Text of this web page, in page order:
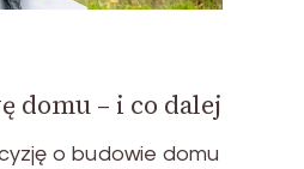
domu – i co dalej
o budowie domu